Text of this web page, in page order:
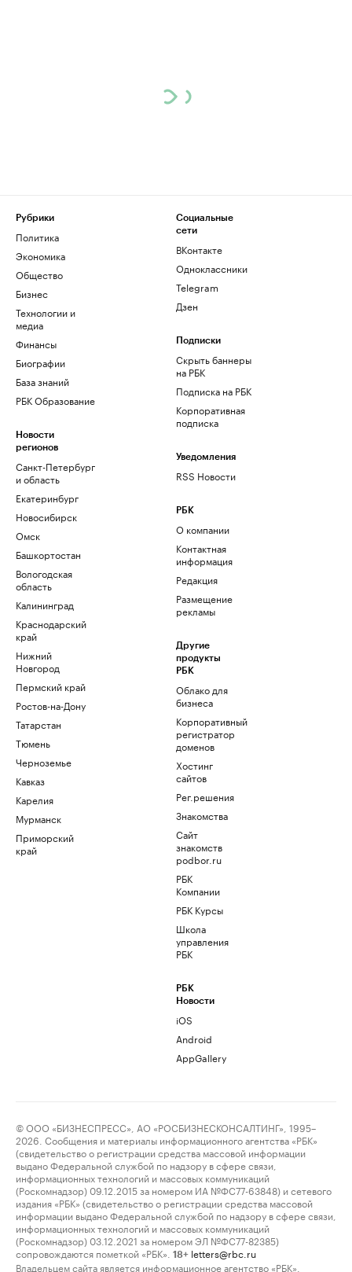
Рубрики
Политика
Экономика
Общество
Бизнес
Технологии и
медиа
Финансы
Биографии
База знаний
РБК Образование
Новости
регионов
Санкт-Петербург
и область
Екатеринбург
Новосибирск
Омск
Башкортостан
Вологодская
область
Калининград
Краснодарский
край
Нижний
Новгород
Пермский край
Ростов-на-Дону
Татарстан
Тюмень
Черноземье
Кавказ
Карелия
Мурманск
Приморский
край
Социальные
сети
ВКонтакте
Одноклассники
Telegram
Дзен
Подписки
Скрыть баннеры
на РБК
Подписка на РБК
Корпоративная
подписка
Уведомления
RSS Новости
РБК
О компании
Контактная
информация
Редакция
Размещение
рекламы
Другие
продукты
РБК
Облако для
бизнеса
Корпоративный
регистратор
доменов
Хостинг
сайтов
Рег.решения
Знакомства
Сайт
знакомств
podbor.ru
РБК
Компании
РБК Курсы
Школа
управления
РБК
РБК
Новости
iOS
Android
AppGallery
© ООО «БИЗНЕСПРЕСС», АО «РОСБИЗНЕСКОНСАЛТИНГ», 1995–
2026. Сообщения и материалы информационного агентства «РБК»
(свидетельство о регистрации средства массовой информации
выдано Федеральной службой по надзору в сфере связи,
информационных технологий и массовых коммуникаций
(Роскомнадзор) 09.12.2015 за номером ИА №ФС77-63848) и сетевого
издания «РБК» (свидетельство о регистрации средства массовой
информации выдано Федеральной службой по надзору в сфере связи,
информационных технологий и массовых коммуникаций
(Роскомнадзор) 03.12.2021 за номером ЭЛ №ФС77-82385)
сопровождаются пометкой «РБК».
18+ letters@rbc.ru
Владельцем сайта является информационное агентство «РБК».